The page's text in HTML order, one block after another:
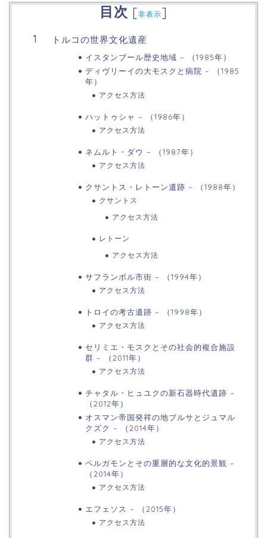
目次 [非表示]
トルコの世界文化遺産
イスタンブール歴史地域 – （1985年）
ディヴリーイの大モスクと病院 – （1985
年）
アクセス方法
ハットゥシャ – （1986年）
アクセス方法
ネムルト・ダウ – （1987年）
アクセス方法
クサントス・レトーン遺跡 – （1988年）
クサントス
アクセス方法
レトーン
アクセス方法
サフランボル市街 – （1994年）
アクセス方法
トロイの考古遺跡 – （1998年）
アクセス方法
セリミエ・モスクとその社会的複合施設
群 – （2011年）
アクセス方法
チャタル・ヒュユクの新石器時代遺跡 –
（2012年）
オスマン帝国発祥の地ブルサとジュマル
クズク – （2014年）
アクセス方法
ペルガモンとその重層的な文化的景観 –
（2014年）
アクセス方法
エフェソス – （2015年）
アクセス方法